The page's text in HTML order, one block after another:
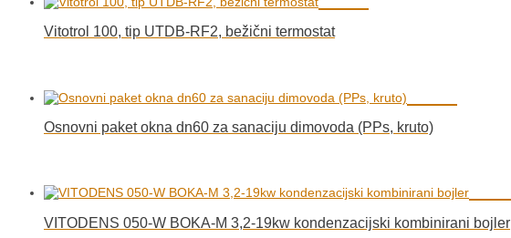
Vitotrol 100, tip UTDB-RF2, bežični termostat
Osnovni paket okna dn60 za sanaciju dimovoda (PPs, kruto)
VITODENS 050-W BOKA-M 3,2-19kw kondenzacijski kombinirani bojler